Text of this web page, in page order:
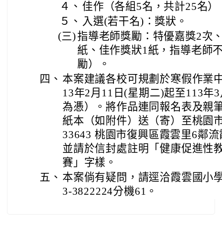
４、 佳作（各組5名，共計25名
５、 入選(若干名)：獎狀。
(三)指導老師獎勵：特優嘉獎2次
紙、佳作獎狀1紙，指導老師
勵）。
四、 本案建議各校可規劃於寒假作業
13年2月11日(星期二)起至113年
為慿）。將作品連同報名表及親
紙本（如附件）送（寄）至桃園
33643 桃園市復興區霞雲里6鄰
並請於信封處註明「健康促進性
賽」字樣。
五、 本案倘有疑問，請逕洽霞雲國小
3-3822224分機61。